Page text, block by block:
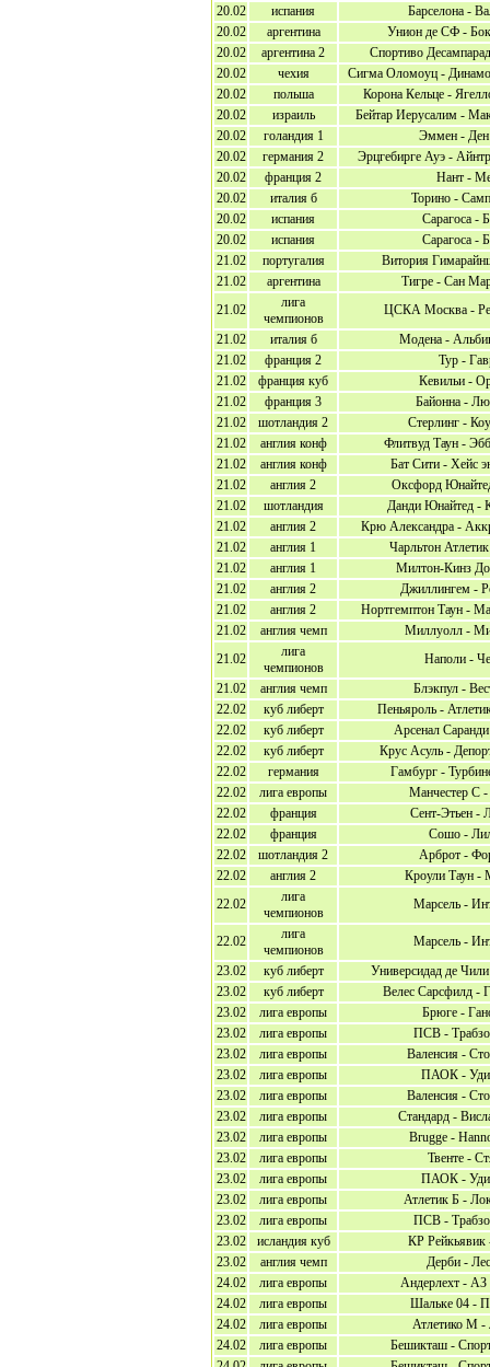
20.02
испания
Барселона -
20.02
аргентина
Унион де СФ -
20.02
аргентина 2
Спортиво
20.02
чехия
Сигма Оломоуц - Динамо
20.02
польша
Корона Кельце -
20.02
израиль
Бейтар Иерусалим -
20.02
голандия 1
Эммен -
20.02
германия 2
Эрцгебирге Ауэ -
20.02
франция 2
Нант -
20.02
италия б
Торино -
20.02
испания
Сарагоса -
20.02
испания
Сарагоса -
21.02
португалия
Витория
21.02
аргентина
Тигре - Сан
21.02
лига
чемпионов
ЦСКА Москва -
21.02
италия б
Модена -
21.02
франция 2
Тур -
21.02
франция куб
Кевильи -
21.02
франция 3
Байонна -
21.02
шотландия 2
Стерлинг -
21.02
англия конф
Флитвуд Таун -
21.02
англия конф
Бат Сити - Хейс
21.02
англия 2
Оксфорд
21.02
шотландия
Данди Юнайтед -
21.02
англия 2
Крю Александра -
21.02
англия 1
Чарльтон
21.02
англия 1
Милтон-Кинз
21.02
англия 2
Джиллингем -
21.02
англия 2
Нортгемптон Таун -
21.02
англия чемп
Миллуолл -
21.02
лига
чемпионов
Наполи -
21.02
англия чемп
Блэкпул -
22.02
куб либерт
Пеньяроль -
22.02
куб либерт
Арсенал
22.02
куб либерт
Крус Асуль -
22.02
германия
Гамбург -
22.02
лига европы
Манчестер С
22.02
франция
Сент-Этьен -
22.02
франция
Сошо -
22.02
шотландия 2
Арброт -
22.02
англия 2
Кроули Таун -
22.02
лига
чемпионов
Марсель -
22.02
лига
чемпионов
Марсель -
23.02
куб либерт
Универсидад де
23.02
куб либерт
Велес Сарсфилд -
23.02
лига европы
Брюге -
23.02
лига европы
ПСВ -
23.02
лига европы
Валенсия -
23.02
лига европы
ПАОК -
23.02
лига европы
Валенсия -
23.02
лига европы
Стандард -
23.02
лига европы
Brugge -
23.02
лига европы
Твенте -
23.02
лига европы
ПАОК -
23.02
лига европы
Атлетик Б -
23.02
лига европы
ПСВ -
23.02
исландия куб
КР
23.02
англия чемп
Дерби -
24.02
лига европы
Андерлехт -
24.02
лига европы
Шальке 04 -
24.02
лига европы
Атлетико М -
24.02
лига европы
Бешикташ -